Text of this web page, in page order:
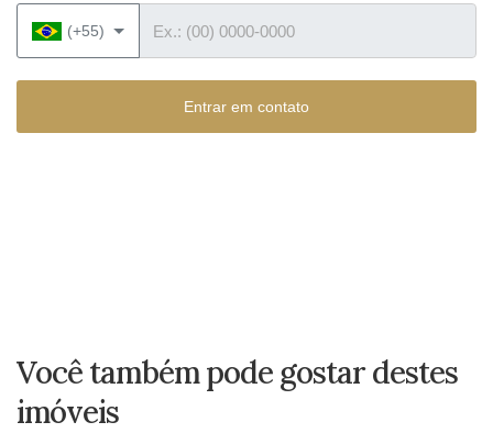
(+55)
Entrar em contato
Você também pode gostar destes
imóveis